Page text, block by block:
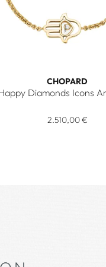
CHOPARD
Diamonds Icons
2.510,00 €